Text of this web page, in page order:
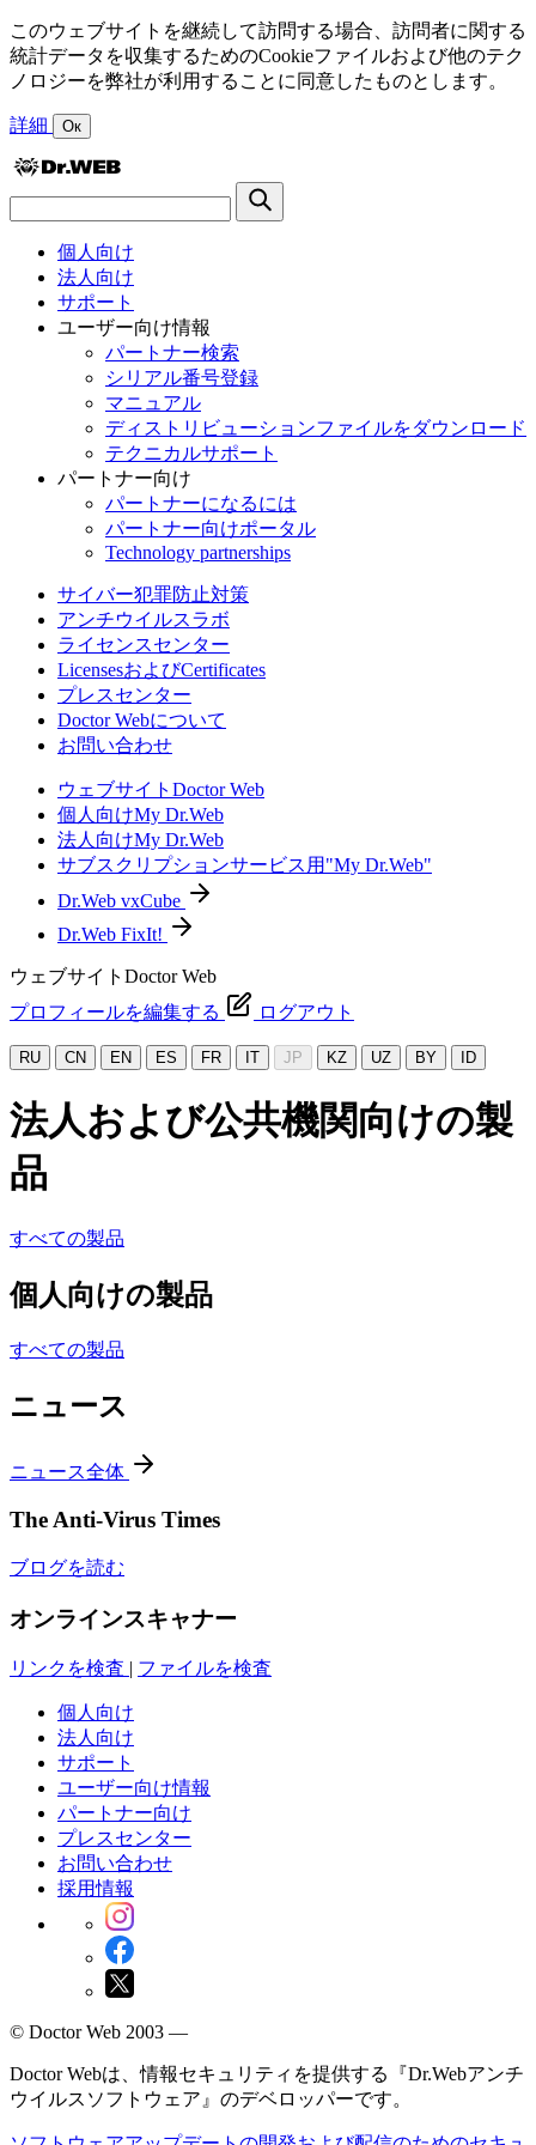
このウェブサイトを継続して訪問する場合、訪問者に関する
統計データを収集するためのCookieファイルおよび他のテク
ノロジーを弊社が利用することに同意したものとします。
詳細 Ок
個人向け
法人向け
サポート
ユーザー向け情報
パートナー検索
シリアル番号登録
マニュアル
ディストリビューションファイルをダウンロード
テクニカルサポート
パートナー向け
パートナーになるには
パートナー向けポータル
Technology partnerships
サイバー犯罪防止対策
アンチウイルスラボ
ライセンスセンター
LicensesおよびCertificates
プレスセンター
Doctor Webについて
お問い合わせ
ウェブサイトDoctor Web
個人向けMy Dr.Web
法人向けMy Dr.Web
サブスクリプションサービス用"My Dr.Web"
Dr.Web vxCube
Dr.Web FixIt!
ウェブサイトDoctor Web
プロフィールを編集する
ログアウト
RU CN EN ES FR IT JP KZ UZ BY ID
法人および公共機関向けの製
品
すべての製品
個人向けの製品
すべての製品
ニュース
ニュース全体
The Anti-Virus Times
ブログを読む
オンラインスキャナー
リンクを検査 | ファイルを検査
個人向け
法人向け
サポート
ユーザー向け情報
パートナー向け
プレスセンター
お問い合わせ
採用情報
© Doctor Web 2003 —
Doctor Webは、情報セキュリティを提供する『Dr.Webアンチ
ウイルスソフトウェア』のデベロッパーです。